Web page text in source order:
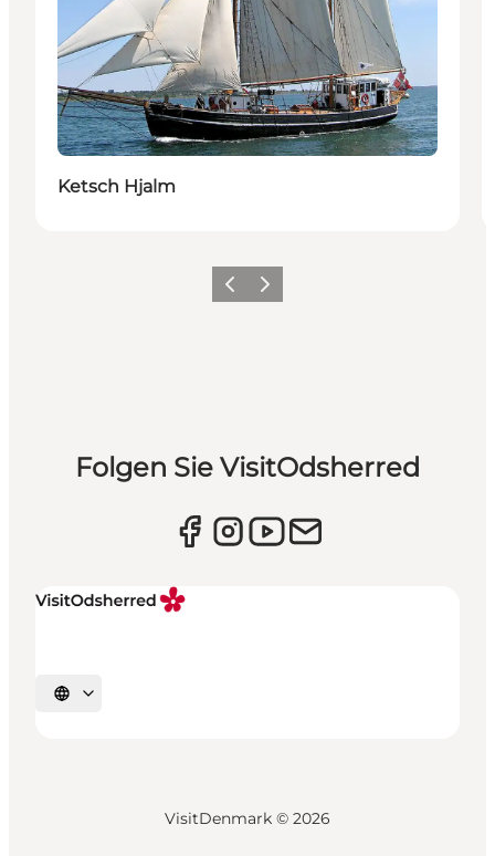
Ketsch Hjalm
Vorherige Folie
Nächste Folie
Folgen Sie VisitOdsherred
Sprache auswählen
VisitDenmark © 2026